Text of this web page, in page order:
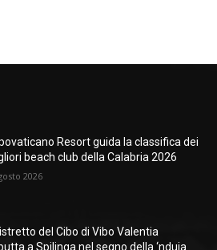
Resort guida la classifica dei
beach club della Calabria 2026
2026
del Cibo di Vibo Valentia
a Spilinga nel segno della ‘nduja